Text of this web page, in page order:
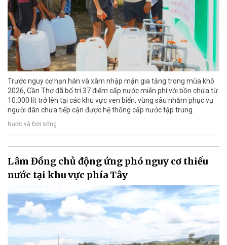
Trước nguy cơ hạn hán và xâm nhập mặn gia tăng trong mùa khô
2026, Cần Thơ đã bố trí 37 điểm cấp nước miễn phí với bồn chứa từ
10.000 lít trở lên tại các khu vực ven biển, vùng sâu nhằm phục vụ
người dân chưa tiếp cận được hệ thống cấp nước tập trung.
Nước và Đời sống
Lâm Đồng chủ động ứng phó nguy cơ thiếu
nước tại khu vực phía Tây